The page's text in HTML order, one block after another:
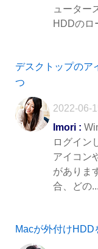
ューター
HDDのロ
デスクトップのア
つ
2022-06-
Imori :
ログイン
アイコン
がありま
合、どの...
Macが外付け